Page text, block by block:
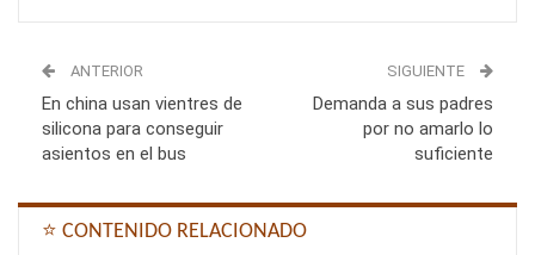
ANTERIOR
En china usan vientres de
silicona para conseguir
asientos en el bus
SIGUIENTE
Demanda a sus padres
por no amarlo lo
suficiente
⭐ CONTENIDO RELACIONADO